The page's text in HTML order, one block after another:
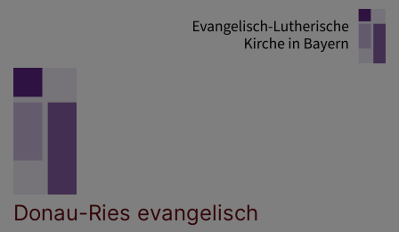
Donau-Ries evangelisch